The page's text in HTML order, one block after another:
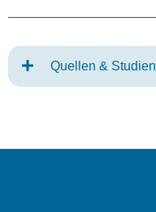
Quellen & Studien